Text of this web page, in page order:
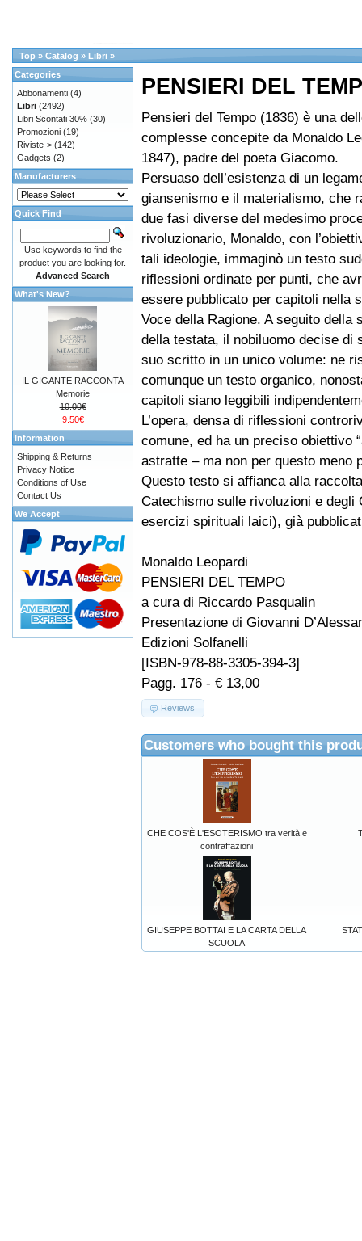
Top » Catalog » Libri »
PENSIERI DEL
Pensieri del Tempo (1836) è una
complesse concepite da Monaldo
1847), padre del poeta Giacomo.
Persuaso dell’esistenza di un
giansenismo e il materialismo, che
due fasi diverse del medesimo
rivoluzionario, Monaldo, con
tali ideologie, immaginò un testo
riflessioni ordinate per punti, che
essere pubblicato per capitoli nella
Voce della Ragione. A seguito della
della testata, il nobiluomo decise di
suo scritto in un unico volume: ne
comunque un testo organico,
capitoli siano leggibili
L’opera, densa di riflessioni
comune, ed ha un preciso obiettivo
astratte – ma non per questo meno
Questo testo si affianca alla
Catechismo sulle rivoluzioni e
esercizi spirituali laici), già
Monaldo Leopardi
PENSIERI DEL TEMPO
a cura di Riccardo Pasqualin
Presentazione di Giovanni
Edizioni Solfanelli
[ISBN-978-88-3305-394-3]
Pagg. 176 - € 13,00
Reviews
Customers who bought this
CHE COS'È L'ESOTERISMO tra verità e
contraffazioni
GIUSEPPE BOTTAI E LA CARTA DELLA
SCUOLA
Categories
Abbonamenti (4)
Libri (2492)
Libri Scontati 30% (30)
Promozioni (19)
Riviste-> (142)
Gadgets (2)
Manufacturers
Quick Find
Use keywords to find the
product you are looking for.
Advanced Search
What's New?
IL GIGANTE RACCONTA
Memorie
10.00€
9.50€
Information
Shipping & Returns
Privacy Notice
Conditions of Use
Contact Us
We Accept